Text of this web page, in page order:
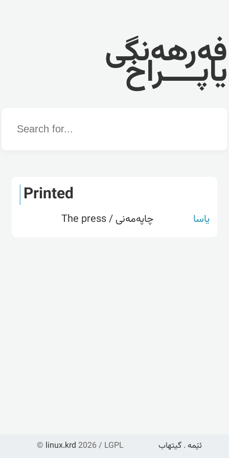
فەرهەنگی
یاپــــراخ
Word
Printed
یاسا چاپەمەنی / The press
© linux.krd 2026 / LGPL ئێمە . گیتهاب